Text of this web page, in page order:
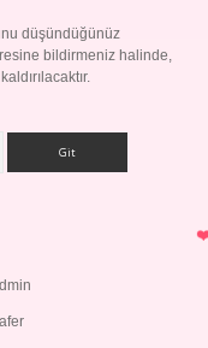
düşündüğünüz
bildirmeniz halinde,